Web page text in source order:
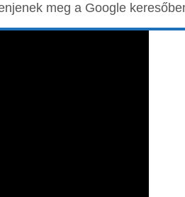
meg a Google